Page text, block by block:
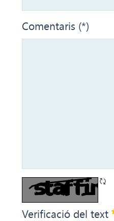
Comentaris (*)
Verificació del text